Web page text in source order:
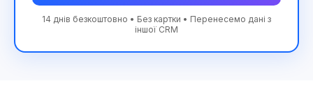
14 днів безкоштовно • Без картки • Перенесемо дані з
іншої CRM